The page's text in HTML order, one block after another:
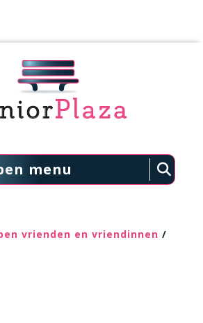
menu
vrienden en vriendinnen /